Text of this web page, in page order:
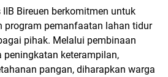
IIB Bireuen berkomitmen untuk
program pemanfaatan lahan tidur
pihak. Melalui pembinaan
peningkatan keterampilan,
pangan, diharapkan warga